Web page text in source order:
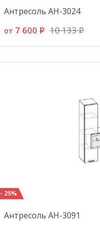
Антресоль АН-3024
от 7 600 P 10 133P
- 25%
Антресоль АН-3091